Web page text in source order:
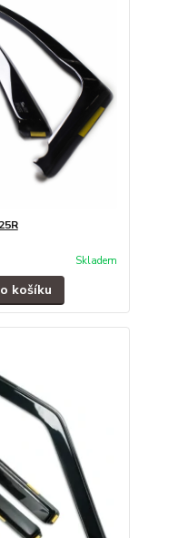
Skladem
košíku